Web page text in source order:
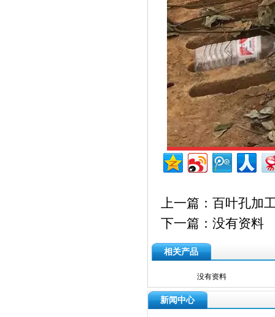
上一篇： 百叶孔加
下一篇：没有资料
相关产品
没有资料
新闻中心